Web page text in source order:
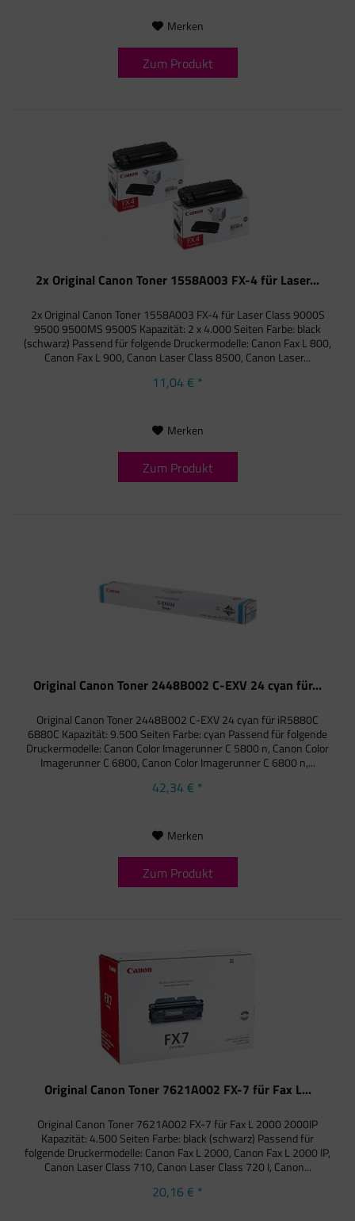
Merken
Zum Produkt
2x Original Canon Toner 1558A003 FX-4 für Laser...
2x Original Canon Toner 1558A003 FX-4 für Laser Class 9000S
9500 9500MS 9500S Kapazität: 2 x 4.000 Seiten Farbe: black
(schwarz) Passend für folgende Druckermodelle: Canon Fax L 800,
Canon Fax L 900, Canon Laser Class 8500, Canon Laser...
11,04 € *
Merken
Zum Produkt
Original Canon Toner 2448B002 C-EXV 24 cyan für...
Original Canon Toner 2448B002 C-EXV 24 cyan für iR5880C
6880C Kapazität: 9.500 Seiten Farbe: cyan Passend für folgende
Druckermodelle: Canon Color Imagerunner C 5800 n, Canon Color
Imagerunner C 6800, Canon Color Imagerunner C 6800 n,...
42,34 € *
Merken
Zum Produkt
Original Canon Toner 7621A002 FX-7 für Fax L...
Original Canon Toner 7621A002 FX-7 für Fax L 2000 2000IP
Kapazität: 4.500 Seiten Farbe: black (schwarz) Passend für
folgende Druckermodelle: Canon Fax L 2000, Canon Fax L 2000 IP,
Canon Laser Class 710, Canon Laser Class 720 I, Canon...
20,16 € *